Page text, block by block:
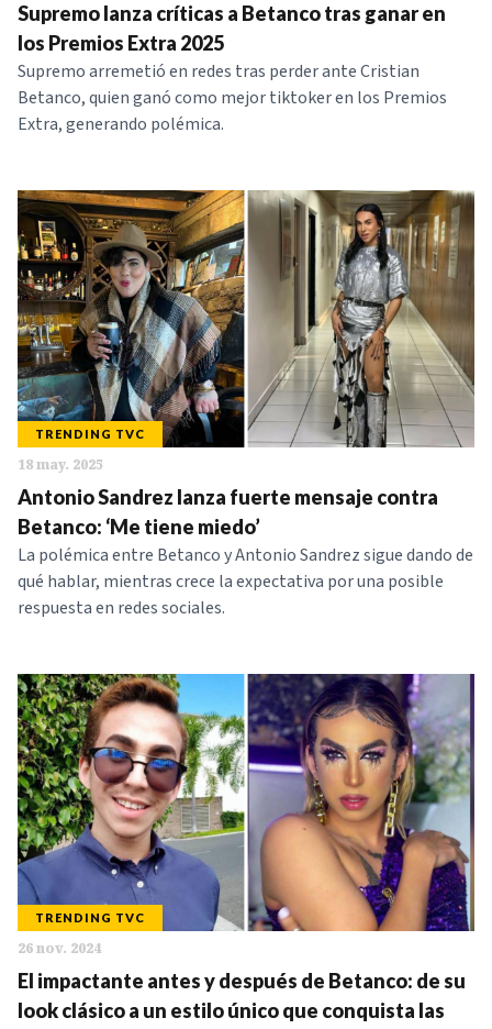
Supremo lanza críticas a Betanco tras ganar en
los Premios Extra 2025
Supremo arremetió en redes tras perder ante Cristian
Betanco, quien ganó como mejor tiktoker en los Premios
Extra, generando polémica.
TRENDING TVC
18 may. 2025
Antonio Sandrez lanza fuerte mensaje contra
Betanco: ‘Me tiene miedo’
La polémica entre Betanco y Antonio Sandrez sigue dando de
qué hablar, mientras crece la expectativa por una posible
respuesta en redes sociales.
TRENDING TVC
26 nov. 2024
El impactante antes y después de Betanco: de su
look clásico a un estilo único que conquista las